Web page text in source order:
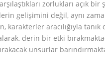
zorlukları açık bir
gelişimini değil, aynı
karakterler aracılığıyla
derin bir etki
unsurlar